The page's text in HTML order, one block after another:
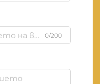
0/200